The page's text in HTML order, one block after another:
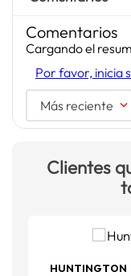
Comentarios
Cargando el
Por favor, inicia
Más reciente
Clientes
HUNTINGTON